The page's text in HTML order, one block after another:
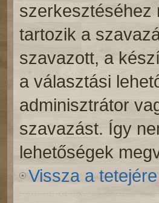
szerkesztéséhez
tartozik a
szavazott, a
a választási
adminisztrátor
szavazást. Így
lehetőségek
Vissza a tetejére